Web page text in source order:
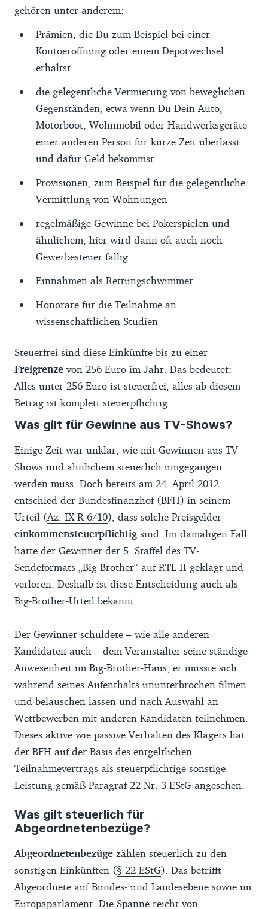
gehören unter anderem:
Prämien, die Du zum Beispiel bei einer
Kontoeröffnung oder einem Depotwechsel
erhältst
die gelegentliche Vermietung von beweglichen
Gegenständen, etwa wenn Du Dein Auto,
Motorboot, Wohnmobil oder Handwerksgeräte
einer anderen Person für kurze Zeit überlasst
und dafür Geld bekommst
Provisionen, zum Beispiel für die gelegentliche
Vermittlung von Wohnungen
regelmäßige Gewinne bei Pokerspielen und
ähnlichem, hier wird dann oft auch noch
Gewerbesteuer fällig
Einnahmen als Rettungschwimmer
Honorare für die Teilnahme an
wissenschaftlichen Studien
Steuerfrei sind diese Einkünfte bis zu einer
Freigrenze von 256 Euro im Jahr. Das bedeutet:
Alles unter 256 Euro ist steuerfrei, alles ab diesem
Betrag ist komplett steuerpflichtig.
Was gilt für Gewinne aus TV-Shows?
Einige Zeit war unklar, wie mit Gewinnen aus TV-
Shows und ähnlichem steuerlich umgegangen
werden muss. Doch bereits am 24. April 2012
entschied der Bundesfinanzhof (BFH) in seinem
Urteil (Az. IX R 6/10), dass solche Preisgelder
einkommensteuerpflichtigsind. Im damaligen Fall
hatte der Gewinner der 5. Staffel des TV-
Sendeformats „Big Brother“ auf RTL II geklagt und
verloren. Deshalb ist diese Entscheidung auch als
Big-Brother-Urteil bekannt.
Der Gewinner schuldete – wie alle anderen
Kandidaten auch – dem Veranstalter seine ständige
Anwesenheit im Big-Brother-Haus; er musste sich
während seines Aufenthalts ununterbrochen filmen
und belauschen lassen und nach Auswahl an
Wettbewerben mit anderen Kandidaten teilnehmen.
Dieses aktive wie passive Verhalten des Klägers hat
der BFH auf der Basis des entgeltlichen
Teilnahmevertrags als steuerpflichtige sonstige
Leistung gemäß Paragraf 22 Nr. 3 EStG angesehen.
Was gilt steuerlich für
Abgeordnetenbezüge?
Abgeordnetenbezüge zählen steuerlich zu den
sonstigen Einkünften (§ 22 EStG). Das betrifft
Abgeordnete auf Bundes- und Landesebene sowie im
Europaparlament. Die Spanne reicht von